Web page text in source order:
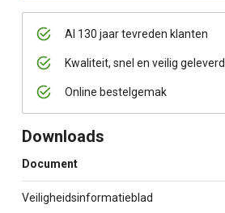
Al 130 jaar tevreden klanten
Kwaliteit, snel en veilig geleverd
Online bestelgemak
Downloads
Document
Veiligheidsinformatieblad